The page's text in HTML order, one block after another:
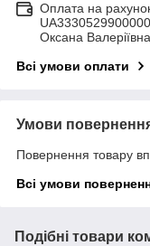
Оплата на
Оксана Валеріївна
Всі умови оплати
Умови
Повернення товару
Всі умови
Подібні товари